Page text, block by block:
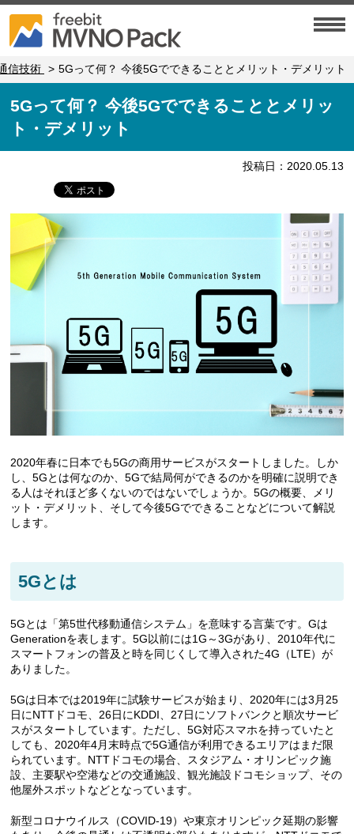
信技術 5Gって何？ 今後5Gでできることとメリット・デメリット
5Gって何？ 今後5Gでできることとメリッ
ト・デメリット
投稿日：2020.05.13
2020年春に日本でも5Gの商用サービスがスタートしました。しか
し、5Gとは何なのか、5Gで結局何ができるのかを明確に説明でき
る人はそれほど多くないのではないでしょうか。5Gの概要、メリ
ット・デメリット、そして今後5Gでできることなどについて解説
します。
5Gとは
5Gとは「第5世代移動通信システム」を意味する言葉です。Gは
Generationを表します。5G以前には1G～3Gがあり、2010年代に
スマートフォンの普及と時を同じくして導入された4G（LTE）が
ありました。
5Gは日本では2019年に試験サービスが始まり、2020年には3月25
日にNTTドコモ、26日にKDDI、27日にソフトバンクと順次サービ
スがスタートしています。ただし、5G対応スマホを持っていたと
しても、2020年4月末時点で5G通信が利用できるエリアはまだ限
られています。NTTドコモの場合、スタジアム・オリンピック施
設、主要駅や空港などの交通施設、観光施設ドコモショップ、その
他屋外スポットなどとなっています。
新型コロナウイルス（COVID-19）や東京オリンピック延期の影響